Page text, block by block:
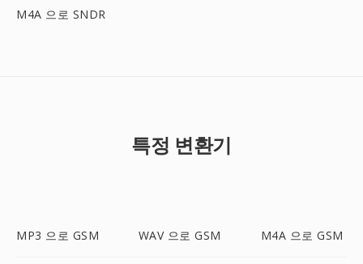
M4A 으로 SNDR
특정 변환기
MP3 으로 GSM WAV 으로 GSM M4A 으로 GSM